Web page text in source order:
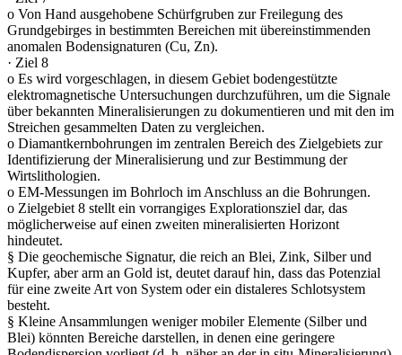
o Von Hand ausgehobene Schürfgruben zur Freilegung des
Grundgebirges in bestimmten Bereichen mit übereinstimmenden
anomalen Bodensignaturen (Cu, Zn).
· Ziel 8
o Es wird vorgeschlagen, in diesem Gebiet bodengestützte
elektromagnetische Untersuchungen durchzuführen, um die Signale
über bekannten Mineralisierungen zu dokumentieren und mit den im
Streichen gesammelten Daten zu vergleichen.
o Diamantkernbohrungen im zentralen Bereich des Zielgebiets zur
Identifizierung der Mineralisierung und zur Bestimmung der
Wirtslithologien.
o EM-Messungen im Bohrloch im Anschluss an die Bohrungen.
o Zielgebiet 8 stellt ein vorrangiges Explorationsziel dar, das
möglicherweise auf einen zweiten mineralisierten Horizont
hindeutet.
§ Die geochemische Signatur, die reich an Blei, Zink, Silber und
Kupfer, aber arm an Gold ist, deutet darauf hin, dass das Potenzial
für eine zweite Art von System oder ein distaleres Schlotsystem
besteht.
§ Kleine Ansammlungen weniger mobiler Elemente (Silber und
Blei) könnten Bereiche darstellen, in denen eine geringere